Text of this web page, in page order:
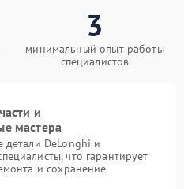
3
минимальный опыт работы
специалистов
и
мастера
детали DeLonghi и
что гарантирует
и сохранение